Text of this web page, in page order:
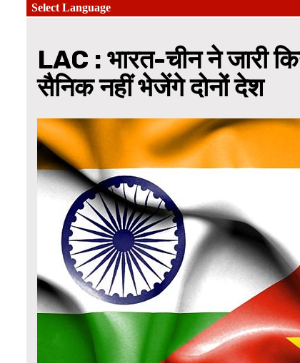
LAC : भारत-चीन ने जारी
सैनिक नहीं भेजेंगे दोनों देश